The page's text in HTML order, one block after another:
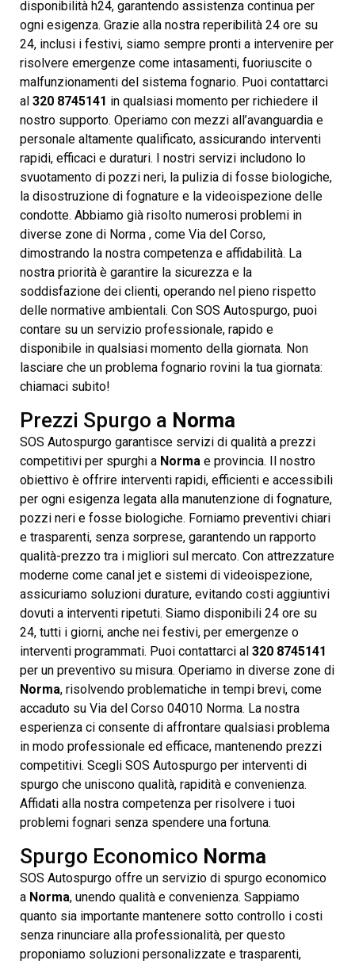
disponibilità h24, garantendo assistenza continua per
ogni esigenza. Grazie alla nostra reperibilità 24 ore su
24, inclusi i festivi, siamo sempre pronti a intervenire per
risolvere emergenze come intasamenti, fuoriuscite o
malfunzionamenti del sistema fognario. Puoi contattarci
al 320 8745141 in qualsiasi momento per richiedere il
nostro supporto. Operiamo con mezzi all’avanguardia e
personale altamente qualificato, assicurando interventi
rapidi, efficaci e duraturi. I nostri servizi includono lo
svuotamento di pozzi neri, la pulizia di fosse biologiche,
la disostruzione di fognature e la videoispezione delle
condotte. Abbiamo già risolto numerosi problemi in
diverse zone di Norma , come Via del Corso,
dimostrando la nostra competenza e affidabilità. La
nostra priorità è garantire la sicurezza e la
soddisfazione dei clienti, operando nel pieno rispetto
delle normative ambientali. Con SOS Autospurgo, puoi
contare su un servizio professionale, rapido e
disponibile in qualsiasi momento della giornata. Non
lasciare che un problema fognario rovini la tua giornata:
chiamaci subito!
Prezzi Spurgo a Norma
SOS Autospurgo garantisce servizi di qualità a prezzi
competitivi per spurghi a Norma e provincia. Il nostro
obiettivo è offrire interventi rapidi, efficienti e accessibili
per ogni esigenza legata alla manutenzione di fognature,
pozzi neri e fosse biologiche. Forniamo preventivi chiari
e trasparenti, senza sorprese, garantendo un rapporto
qualità-prezzo tra i migliori sul mercato. Con attrezzature
moderne come canal jet e sistemi di videoispezione,
assicuriamo soluzioni durature, evitando costi aggiuntivi
dovuti a interventi ripetuti. Siamo disponibili 24 ore su
24, tutti i giorni, anche nei festivi, per emergenze o
interventi programmati. Puoi contattarci al 320 8745141
per un preventivo su misura. Operiamo in diverse zone di
Norma, risolvendo problematiche in tempi brevi, come
accaduto su Via del Corso 04010 Norma. La nostra
esperienza ci consente di affrontare qualsiasi problema
in modo professionale ed efficace, mantenendo prezzi
competitivi. Scegli SOS Autospurgo per interventi di
spurgo che uniscono qualità, rapidità e convenienza.
Affidati alla nostra competenza per risolvere i tuoi
problemi fognari senza spendere una fortuna.
Spurgo Economico Norma
SOS Autospurgo offre un servizio di spurgo economico
a Norma, unendo qualità e convenienza. Sappiamo
quanto sia importante mantenere sotto controllo i costi
senza rinunciare alla professionalità, per questo
proponiamo soluzioni personalizzate e trasparenti,